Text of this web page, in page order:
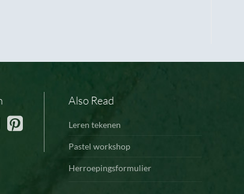
Also Read
Leren tekenen
Pastel workshop
Herroepingsformulier